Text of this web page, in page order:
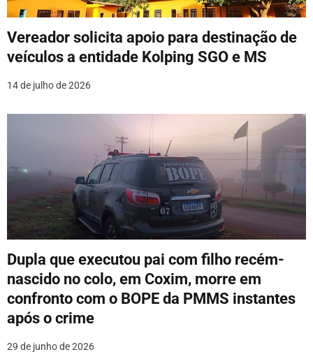
P
o
s
t
Vereador solicita apoio para destinação de
veículos a entidade Kolping SGO e MS
14 de julho de 2026
Dupla que executou pai com filho recém-
nascido no colo, em Coxim, morre em
confronto com o BOPE da PMMS instantes
após o crime
29 de junho de 2026